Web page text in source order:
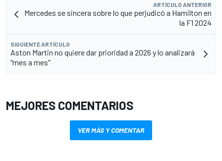
ARTÍCULO ANTERIOR
Mercedes se sincera sobre lo que perjudicó a Hamilton en
la F1 2024
SIGUIENTE ARTÍCULO
Aston Martin no quiere dar prioridad a 2026 y lo analizará
"mes a mes"
MEJORES COMENTARIOS
VER MÁS Y COMENTAR